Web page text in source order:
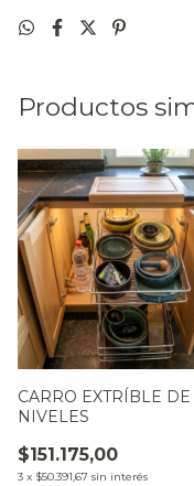
Productos
CARRO EXTRÍBLE DE
NIVELES
$151.175,00
3 x $50.391,67 sin interés